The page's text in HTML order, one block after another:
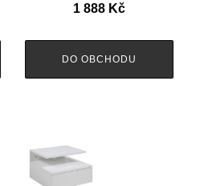
1 888 Kč
DO OBCHODU